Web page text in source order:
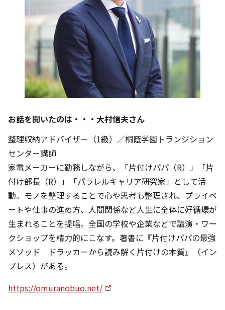
お話を聞いたのは・・・大村信夫さん
整理収納アドバイザー（1級）／桐蔭学園トランジション
センター講師
家電メーカーに勤務しながら、「片付けパパ（R）」「片
付け部長（R）」「パラレルキャリア研究家」として活
動。モノを整理することで心や思考も整理され、プライベ
ートや仕事の進め方、人間関係など人生に全体に好循環が
生まれることを提唱。全国の学校や企業などで講演・ワー
クショップを精力的にこなす。著書に『片付けパパの最強
メソッド ドラッカーから読み解く片付けの本質』（イン
プレス）がある。
https://omuranobuo.net/